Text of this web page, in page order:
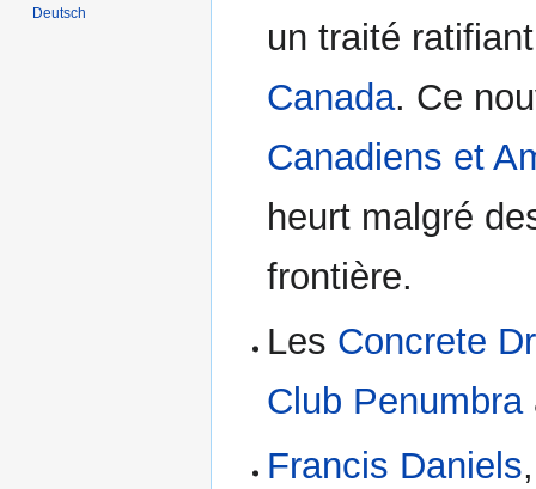
un traité
Canada. Ce
Canadiens et
heurt malgré
frontière.
Les Concrete
Club Penumbra
Francis Daniels
Deutsch